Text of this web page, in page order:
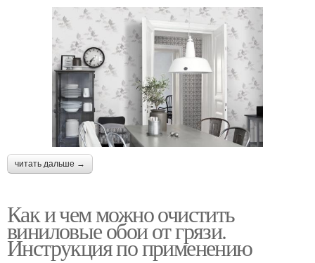
читать дальше →
Как и чем можно очистить
виниловые обои от грязи.
Инструкция по применению